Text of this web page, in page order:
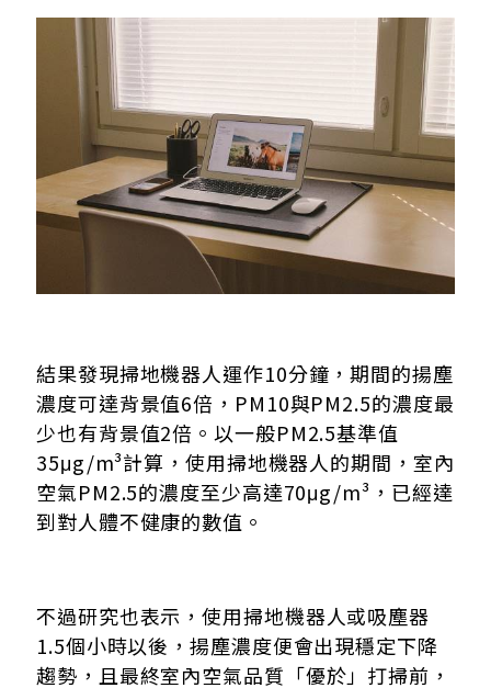
結果發現掃地機器人運作10分鐘，期間的揚塵
濃度可達背景值6倍，PM10與PM2.5的濃度最
少也有背景值2倍。以一般PM2.5基準值
35μg/m³計算，使用掃地機器人的期間，室內
空氣PM2.5的濃度至少高達70μg/m³，已經達
到對人體不健康的數值。
不過研究也表示，使用掃地機器人或吸塵器
1.5個小時以後，揚塵濃度便會出現穩定下降
趨勢，且最終室內空氣品質「優於」打掃前，